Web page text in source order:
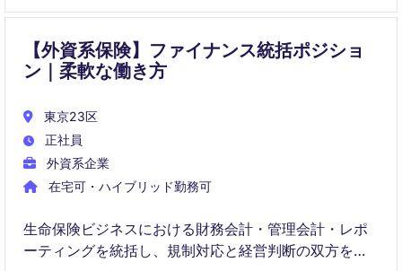
【外資系保険】ファイナンス統括ポジショ
ン｜柔軟な働き方
東京23区
正社員
外資系企業
在宅可・ハイブリッド勤務可
生命保険ビジネスにおける財務会計・管理会計・レポ
ーティングを統括し、規制対応と経営判断の双方を支